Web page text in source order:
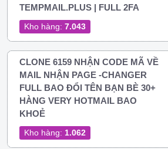
TEMPMAIL.PLUS | FULL 2FA
Kho hàng: 7.043
CLONE 6159 NHẬN CODE MÃ VỀ
MAIL NHẬN PAGE -CHANGER
FULL BAO ĐỔI TÊN BẠN BÈ 30+
HÀNG VERY HOTMAIL BAO
KHOẺ
Kho hàng: 1.062